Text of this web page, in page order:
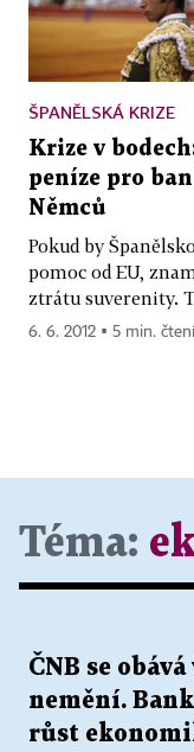
ŠPANĚLSKÁ KRIZE
Krize v
peníze pro
Němců
Pokud by
pomoc od EU,
ztrátu suverenity.
6. 6. 2012 ▪ 5 min. čtení
Téma:
ČNB se
nemění.
růst